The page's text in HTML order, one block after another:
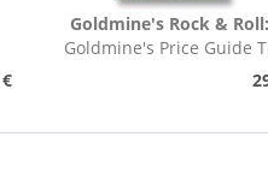
Goldmine's Rock & Roll:
Goldmine's Price Guide
Collectable Record...